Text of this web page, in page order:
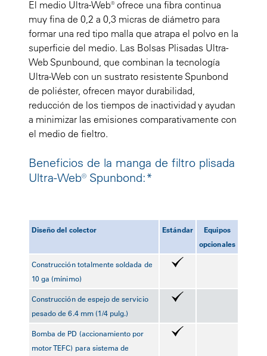
El medio Ultra-Web® ofrece una fibra continua
muy fina de 0,2 a 0,3 micras de diámetro para
formar una red tipo malla que atrapa el polvo en la
superficie del medio. Las Bolsas Plisadas Ultra-
Web Spunbound, que combinan la tecnología
Ultra-Web con un sustrato resistente Spunbond
de poliéster, ofrecen mayor durabilidad,
reducción de los tiempos de inactividad y ayudan
a minimizar las emisiones comparativamente con
el medio de fieltro.
Beneficios de la manga de filtro plisada
Ultra-Web® Spunbond:*
Diseño del colector Estándar
Equipos
opcionales
Construcción totalmente soldada de
10 ga (mínimo)
Construcción de espejo de servicio
pesado de 6.4 mm (1/4 pulg.)
Bomba de PD (accionamiento por
motor TEFC) para sistema de